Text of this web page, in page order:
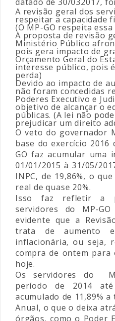
A revisão geral dos
respeitar a capacidade
(O MP-GO respeita
A proposta de revisão
Ministério Público
pois gera impacto de
Orçamento Geral do
interesse público, pois
perda)
Devido ao impacto de
não foram concedidas
Poderes Executivo e
objetivo de alcançar o
públicas. (A lei não
prejudicar um direito
O veto do governador
base do exercício 2016
GO faz acumular uma
01/01/2015 à 31/05/
INPC, de 19,86%, o
real de quase 20%.
Isso faz refletir a
servidores do MP-
evidente que a
trata de aumento
inflacionária, ou seja,
compra de ontem para
hoje.
Os servidores do
período de 2014
acumulado de 11,89%
Anual, o que o deixa
órgãos, como o Poder